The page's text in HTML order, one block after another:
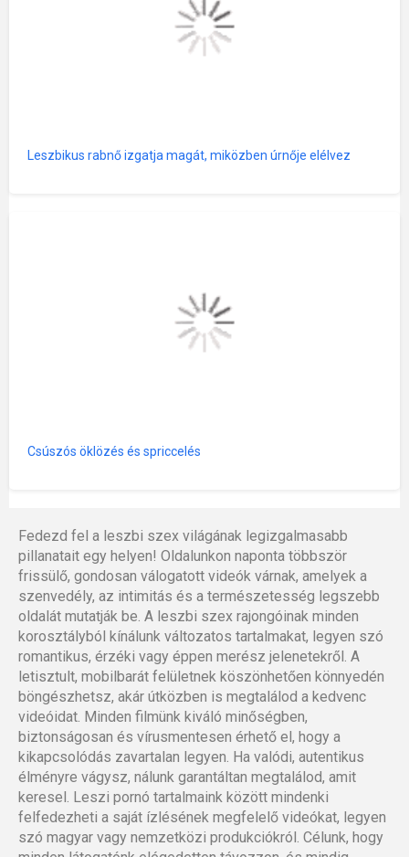
Leszbikus rabnő izgatja magát, miközben úrnője elélvez
Csúszós öklözés és spriccelés
Fedezd fel a leszbi szex világának legizgalmasabb
pillanatait egy helyen! Oldalunkon naponta többször
frissülő, gondosan válogatott videók várnak, amelyek a
szenvedély, az intimitás és a természetesség legszebb
oldalát mutatják be. A leszbi szex rajongóinak minden
korosztályból kínálunk változatos tartalmakat, legyen szó
romantikus, érzéki vagy éppen merész jelenetekről. A
letisztult, mobilbarát felületnek köszönhetően könnyedén
böngészhetsz, akár útközben is megtalálod a kedvenc
videóidat. Minden filmünk kiváló minőségben,
biztonságosan és vírusmentesen érhető el, hogy a
kikapcsolódás zavartalan legyen. Ha valódi, autentikus
élményre vágysz, nálunk garantáltan megtalálod, amit
keresel. Leszi pornó tartalmaink között mindenki
felfedezheti a saját ízlésének megfelelő videókat, legyen
szó magyar vagy nemzetközi produkciókról. Célunk, hogy